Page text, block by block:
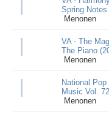
Spring Notes
Menonen
VA - The
The Piano
Menonen
National Pop
Music Vol.
Menonen